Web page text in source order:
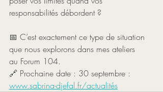
responsabilités débordent ?
📅 C’est exactement ce type de situation
que nous explorons dans mes ateliers
au Forum 104.
🔗 Prochaine date : 30 septembre :
www.sabrina-djefal.fr/actualités